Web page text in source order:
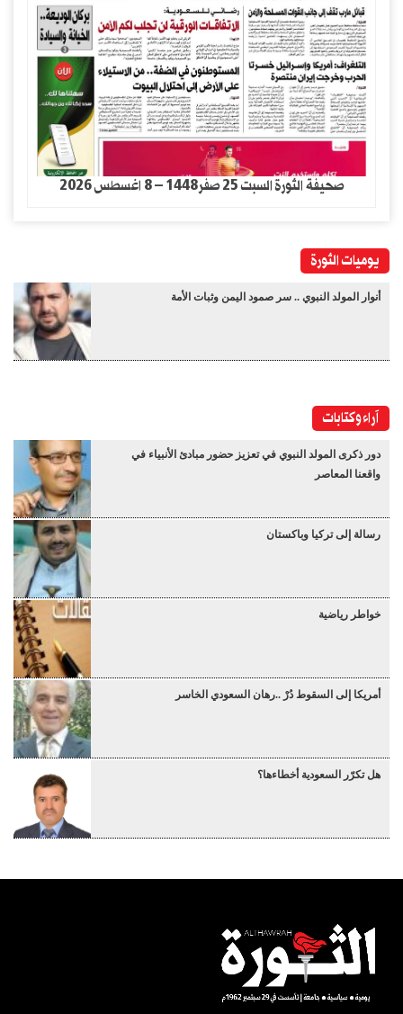
صحيفة الثورة السبت 25 صفر1448 – 8 اغسطس 2026
يوميات الثورة
أنوار المولد النبوي .. سر صمود اليمن وثبات الأمة
آراء وكتابات
دور ذكرى المولد النبوي في تعزيز حضور مبادئ الأنبياء في
واقعنا المعاصر
رسالة إلى تركيا وباكستان
خواطر رياضية
أمريكا إلى السقوط دُرْ ..رهان السعودي الخاسر
هل تكرّر السعودية أخطاءها؟